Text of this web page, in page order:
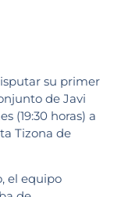
su primer
de Javi
(19:30 horas) a
Tizona de
el equipo